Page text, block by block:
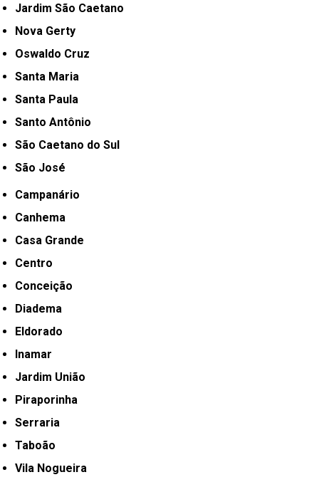
Jardim São Caetano
Nova Gerty
Oswaldo Cruz
Santa Maria
Santa Paula
Santo Antônio
São Caetano do Sul
São José
Campanário
Canhema
Casa Grande
Centro
Conceição
Diadema
Eldorado
Inamar
Jardim União
Piraporinha
Serraria
Taboão
Vila Nogueira